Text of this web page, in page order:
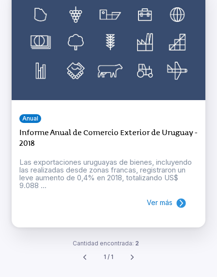
Anual
Informe Anual de Comercio Exterior de Uruguay -
2018
Las exportaciones uruguayas de bienes, incluyendo
las realizadas desde zonas francas, registraron un
leve aumento de 0,4% en 2018, totalizando US$
9.088 ...
Ver más
Cantidad encontrada: 2
1 / 1